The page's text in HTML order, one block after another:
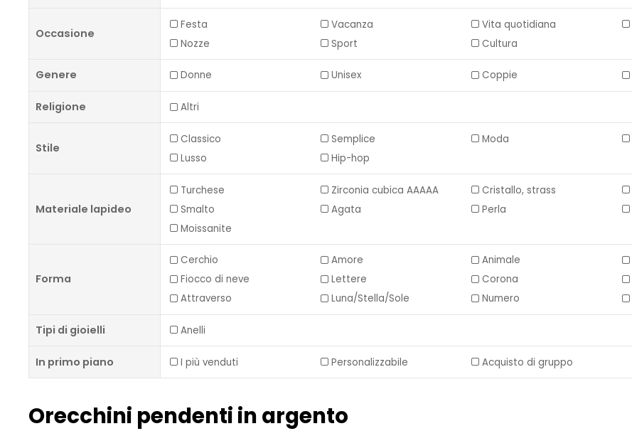
Occasione
Festa Vacanza Vita quotidiana
Nozze
Sport Cultura
Genere Donne Unisex Coppie
Religione Altri
Stile
Classico Semplice Moda
Lusso
Hip-hop
Materiale lapideo
Turchese Zirconia cubica AAAAA Cristallo, strass
Smalto
Agata Perla
Moissanite
Forma
Cerchio Amore Animale
Fiocco di neve
Lettere Corona
Attraverso
Luna/Stella/Sole Numero
Tipi di gioielli Anelli
In primo piano I più venduti Personalizzabile Acquisto di gruppo
Orecchini pendenti in argento